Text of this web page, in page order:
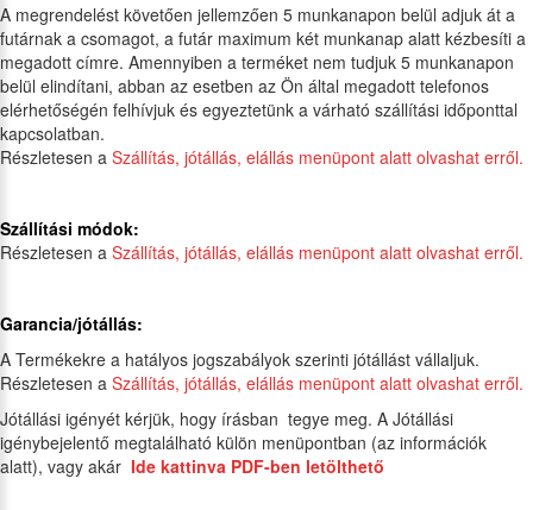
A megrendelést követően jellemzően 5 munkanapon belül adjuk át a
futárnak a csomagot, a futár maximum két munkanap alatt kézbesíti a
megadott címre. Amennyiben a terméket nem tudjuk 5 munkanapon
belül elindítani, abban az esetben az Ön által megadott telefonos
elérhetőségén felhívjuk és egyeztetünk a várható szállítási időponttal
kapcsolatban.
Részletesen a Szállítás, jótállás, elállás menüpont alatt olvashat erről.
Szállítási módok:
Részletesen a Szállítás, jótállás, elállás menüpont alatt olvashat erről.
Garancia/jótállás:
A Termékekre a hatályos jogszabályok szerinti jótállást vállaljuk.
Részletesen a Szállítás, jótállás, elállás menüpont alatt olvashat erről.
Jótállási igényét kérjük, hogy írásban tegye meg. A Jótállási
igénybejelentő megtalálható külön menüpontban (az információk
alatt), vagy akár Ide kattinva PDF-ben letölthető